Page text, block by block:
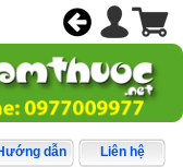
dẫn Liên hệ